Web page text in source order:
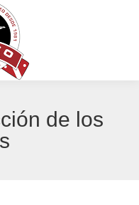
de los